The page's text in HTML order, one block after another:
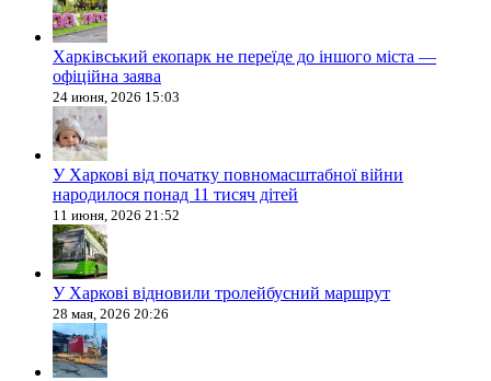
Харківський екопарк не переїде до іншого міста —
офіційна заява
24 июня, 2026 15:03
У Харкові від початку повномасштабної війни
народилося понад 11 тисяч дітей
11 июня, 2026 21:52
У Харкові відновили тролейбусний маршрут
28 мая, 2026 20:26